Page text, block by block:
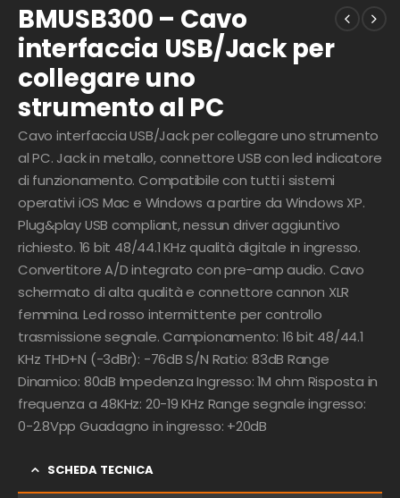
BMUSB300 – Cavo
interfaccia USB/Jack per
collegare uno
strumento al PC
Cavo interfaccia USB/Jack per collegare uno strumento
al PC. Jack in metallo, connettore USB con led indicatore
di funzionamento. Compatibile con tutti i sistemi
operativi iOS Mac e Windows a partire da Windows XP.
Plug&play USB compliant, nessun driver aggiuntivo
richiesto. 16 bit 48/44.1 KHz qualità digitale in ingresso.
Convertitore A/D integrato con pre-amp audio. Cavo
schermato di alta qualità e connettore cannon XLR
femmina. Led rosso intermittente per controllo
trasmissione segnale. Campionamento: 16 bit 48/44.1
KHz THD+N (-3dBr): -76dB S/N Ratio: 83dB Range
Dinamico: 80dB Impedenza Ingresso: 1M ohm Risposta in
frequenza a 48KHz: 20-19 KHz Range segnale ingresso:
0-2.8Vpp Guadagno in ingresso: +20dB
SCHEDA TECNICA